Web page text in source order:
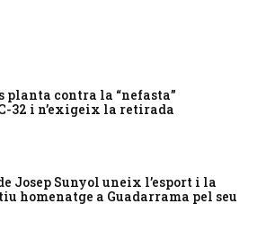
planta contra la “nefasta”
32 i n’exigeix la retirada
Josep Sunyol uneix l’esport i la
homenatge a Guadarrama pel seu